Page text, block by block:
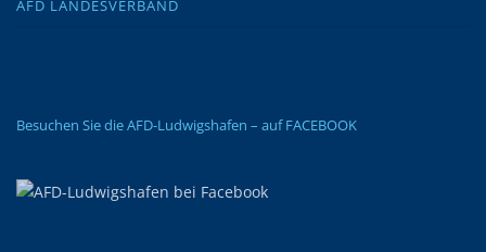
AFD LANDESVERBAND
Besuchen Sie die AFD-Ludwigshafen – auf FACEBOOK